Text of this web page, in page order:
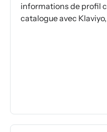
informations de profil
catalogue avec